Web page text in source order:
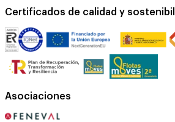
Certificados de calidad y
Asociaciones